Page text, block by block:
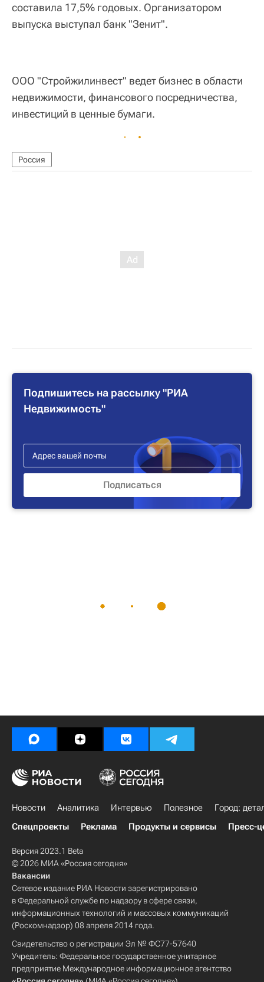
составила 17,5% годовых. Организатором
выпуска выступал банк "Зенит".
ООО "Стройжилинвест" ведет бизнес в области
недвижимости, финансового посредничества,
инвестиций в ценные бумаги.
Россия
Подпишитесь на рассылку "РИА
Недвижимость"
Новости Аналитика Интервью Полезное
Город:
Спецпроекты
Реклама Продукты и сервисы Пресс-
Версия 2023.1 Beta
© 2026 МИА «Россия сегодня»
Вакансии
Сетевое издание РИА Новости зарегистрировано
в Федеральной службе по надзору в сфере связи,
информационных технологий и массовых коммуникаций
(Роскомнадзор) 08 апреля 2014 года.
Свидетельство о регистрации Эл № ФС77-57640
Учредитель: Федеральное государственное унитарное
предприятие Международное информационное агентство